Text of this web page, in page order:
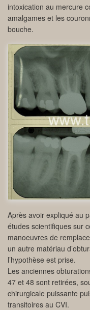
intoxication au mercure
amalgames et les
bouche.
Après avoir expliqué au
études scientifiques sur
manoeuvres de
un autre matériau
l’hypothèse est prise.
Les anciennes
47 et 48 sont retirées,
chirurgicale puissante
transitoires au CVI.